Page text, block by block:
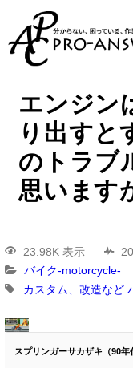
エンジン
り出すと
のトラブ
思います
23.98K 表示
バイク-motorcycle-
カスタム、改造など
スプリンガーサカザキ（90年